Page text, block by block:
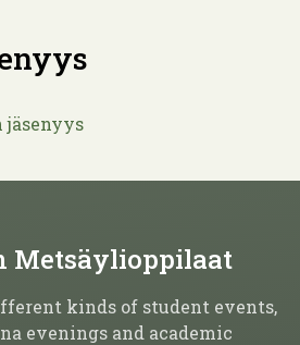
Metsäylioppilaat
kinds of student events,
evenings and academic